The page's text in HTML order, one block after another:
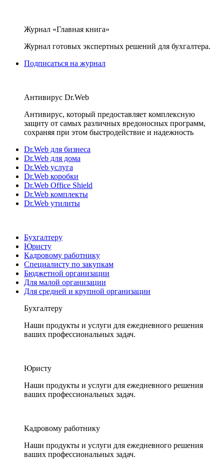
Журнал «Главная книга»
Журнал готовых экспертных решений для бухгалтера.
Подписаться на журнал
Антивирус Dr.Web
Антивирус, который предоставляет комплексную
защиту от самых различных вредоносных программ,
сохраняя при этом быстродействие и надежность
Dr.Web для бизнеса
Dr.Web для дома
Dr.Web услуга
Dr.Web коробки
Dr.Web Office Shield
Dr.Web комплекты
Dr.Web утилиты
Бухгалтеру
Юристу
Кадровому работнику
Специалисту по закупкам
Бюджетной организации
Для малой организации
Для средней и крупной организации
Бухгалтеру
Наши продукты и услуги для ежедневного решения
ваших профессиональных задач.
Юристу
Наши продукты и услуги для ежедневного решения
ваших профессиональных задач.
Кадровому работнику
Наши продукты и услуги для ежедневного решения
ваших профессиональных задач.